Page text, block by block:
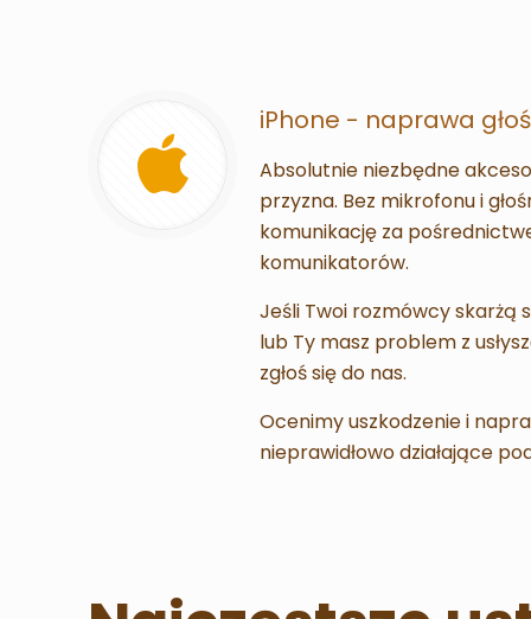
iPhone - naprawa
Absolutnie niezbędne
przyzna. Bez mikrofonu i
komunikację za
komunikatorów.
Jeśli Twoi rozmówcy skarżą
lub Ty masz problem z
zgłoś się do nas.
Ocenimy uszkodzenie i
nieprawidłowo działające